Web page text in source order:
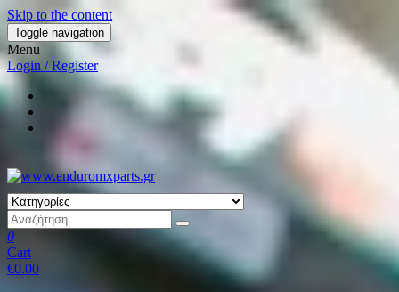
Skip to the content
Toggle navigation
Menu
Login / Register
0
Cart
€0.00